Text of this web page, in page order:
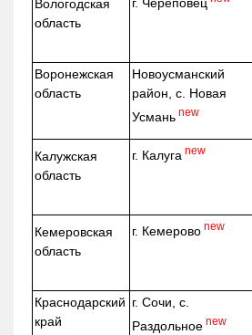
Вологодская
область
г. Череповец
Воронежская
область
Новоусманский
район, с. Новая
Усмань new
Калужская
область
г. Калуга new
Кемеровская
область
г. Кемерово new
Краснодарский
край
г. Сочи, с.
Раздольное new